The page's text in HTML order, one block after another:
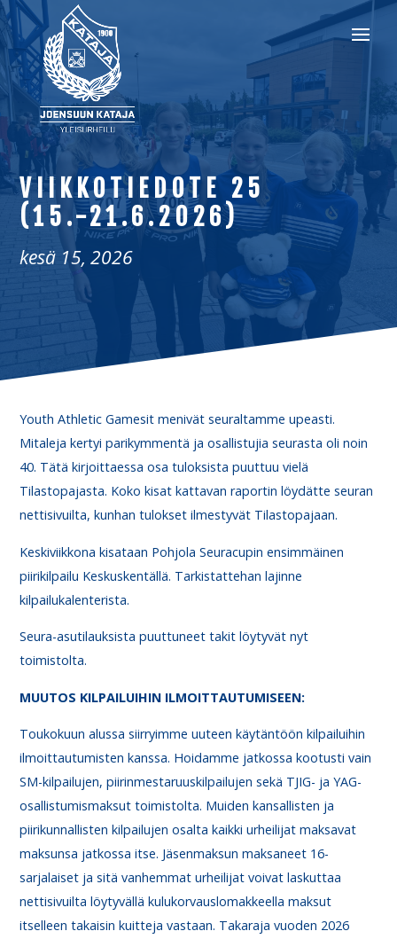
VIIKKOTIEDOTE 25
(15.-21.6.2026)
kesä 15, 2026
Youth Athletic Gamesit menivät seuraltamme upeasti.
Mitaleja kertyi parikymmentä ja osallistujia seurasta oli noin
40. Tätä kirjoittaessa osa tuloksista puuttuu vielä
Tilastopajasta. Koko kisat kattavan raportin löydätte seuran
nettisivuilta, kunhan tulokset ilmestyvät Tilastopajaan.
Keskiviikkona kisataan Pohjola Seuracupin ensimmäinen
piirikilpailu Keskuskentällä. Tarkistattehan lajinne
kilpailukalenterista.
Seura-asutilauksista puuttuneet takit löytyvät nyt
toimistolta.
MUUTOS KILPAILUIHIN ILMOITTAUTUMISEEN:
Toukokuun alussa siirryimme uuteen käytäntöön kilpailuihin
ilmoittautumisten kanssa. Hoidamme jatkossa kootusti vain
SM-kilpailujen, piirinmestaruuskilpailujen sekä TJIG- ja YAG-
osallistumismaksut toimistolta. Muiden kansallisten ja
piirikunnallisten kilpailujen osalta kaikki urheilijat maksavat
maksunsa jatkossa itse. Jäsenmaksun maksaneet 16-
sarjalaiset ja sitä vanhemmat urheilijat voivat laskuttaa
nettisivuilta löytyvällä kulukorvauslomakkeella maksut
itselleen takaisin kuitteja vastaan. Takaraja vuoden 2026